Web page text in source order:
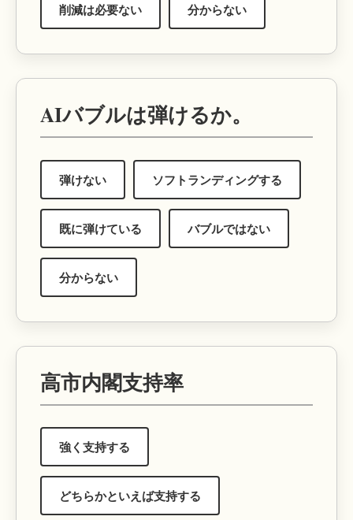
削減は必要ない 分からない
AIバブルは弾けるか。
弾けない ソフトランディングする
既に弾けている バブルではない
分からない
高市内閣支持率
強く支持する
どちらかといえば支持する